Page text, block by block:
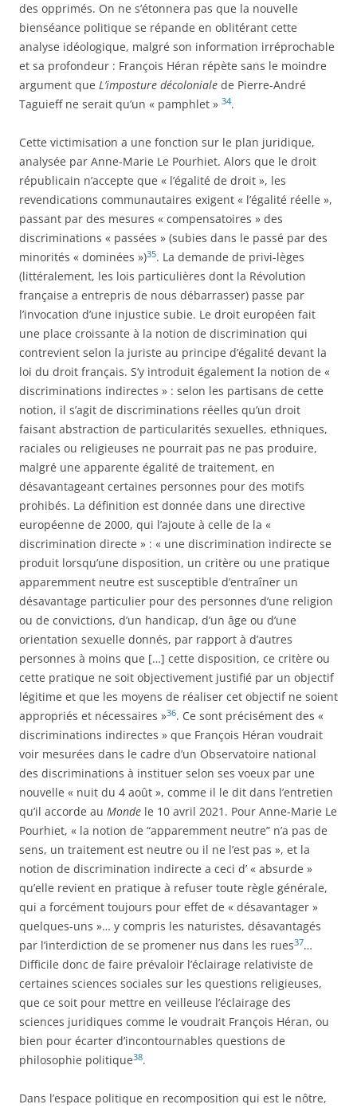
des opprimés. On ne s’étonnera pas que la nouvelle
bienséance politique se répande en oblitérant cette
analyse idéologique, malgré son information irréprochable
et sa profondeur : François Héran répète sans le moindre
argument que L’imposture décoloniale de Pierre-André
Taguieff ne serait qu’un « pamphlet » 34.
Cette victimisation a une fonction sur le plan juridique,
analysée par Anne-Marie Le Pourhiet. Alors que le droit
républicain n’accepte que « l’égalité de droit », les
revendications communautaires exigent « l’égalité réelle »,
passant par des mesures « compensatoires » des
discriminations « passées » (subies dans le passé par des
minorités « dominées »)35. La demande de privi-lèges
(littéralement, les lois particulières dont la Révolution
française a entrepris de nous débarrasser) passe par
l’invocation d’une injustice subie. Le droit européen fait
une place croissante à la notion de discrimination qui
contrevient selon la juriste au principe d’égalité devant la
loi du droit français. S’y introduit également la notion de «
discriminations indirectes » : selon les partisans de cette
notion, il s’agit de discriminations réelles qu’un droit
faisant abstraction de particularités sexuelles, ethniques,
raciales ou religieuses ne pourrait pas ne pas produire,
malgré une apparente égalité de traitement, en
désavantageant certaines personnes pour des motifs
prohibés. La définition est donnée dans une directive
européenne de 2000, qui l’ajoute à celle de la «
discrimination directe » : « une discrimination indirecte se
produit lorsqu’une disposition, un critère ou une pratique
apparemment neutre est susceptible d’entraîner un
désavantage particulier pour des personnes d’une religion
ou de convictions, d’un handicap, d’un âge ou d’une
orientation sexuelle donnés, par rapport à d’autres
personnes à moins que […] cette disposition, ce critère ou
cette pratique ne soit objectivement justifié par un objectif
légitime et que les moyens de réaliser cet objectif ne soient
appropriés et nécessaires »36. Ce sont précisément des «
discriminations indirectes » que François Héran voudrait
voir mesurées dans le cadre d’un Observatoire national
des discriminations à instituer selon ses voeux par une
nouvelle « nuit du 4 août », comme il le dit dans l’entretien
qu’il accorde au Monde le 10 avril 2021. Pour Anne-Marie Le
Pourhiet, « la notion de “apparemment neutre” n’a pas de
sens, un traitement est neutre ou il ne l’est pas », et la
notion de discrimination indirecte a ceci d’ « absurde »
qu’elle revient en pratique à refuser toute règle générale,
qui a forcément toujours pour effet de « désavantager »
quelques-uns »… y compris les naturistes, désavantagés
par l’interdiction de se promener nus dans les rues37…
Difficile donc de faire prévaloir l’éclairage relativiste de
certaines sciences sociales sur les questions religieuses,
que ce soit pour mettre en veilleuse l’éclairage des
sciences juridiques comme le voudrait François Héran, ou
bien pour écarter d’incontournables questions de
philosophie politique38.
Dans l’espace politique en recomposition qui est le nôtre,